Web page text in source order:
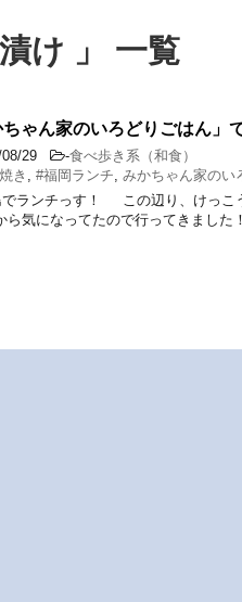
け 」 一覧
ちゃん家のいろどりごはん」
29 -食べ歩き系（和食）
き , #福岡ランチ, みかちゃん家のい
でランチっす！ この辺り、けっこ
ら気になってたので行ってきまし